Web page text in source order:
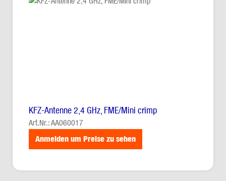
KFZ-Antenne 2,4 GHz, FME/Mini crimp
Art.Nr.: AA060017
Anmelden um Preise zu sehen